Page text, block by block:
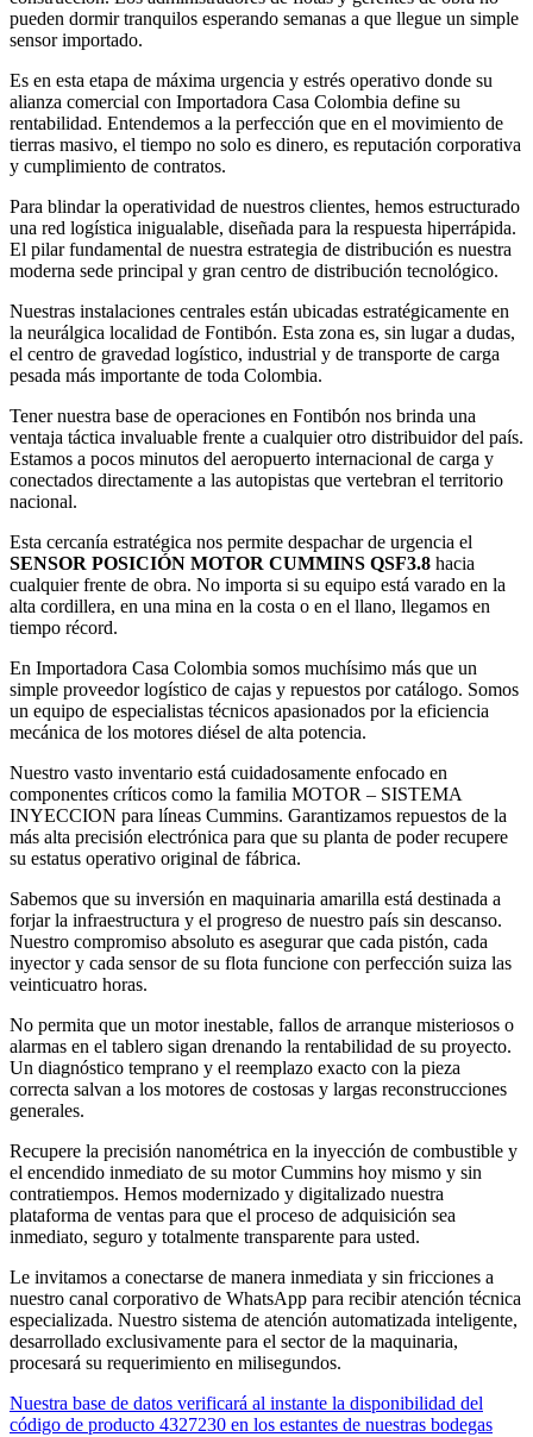
pueden dormir tranquilos esperando semanas a que llegue un simple
sensor importado.
Es en esta etapa de máxima urgencia y estrés operativo donde su
alianza comercial con Importadora Casa Colombia define su
rentabilidad. Entendemos a la perfección que en el movimiento de
tierras masivo, el tiempo no solo es dinero, es reputación corporativa
y cumplimiento de contratos.
Para blindar la operatividad de nuestros clientes, hemos estructurado
una red logística inigualable, diseñada para la respuesta hiperrápida.
El pilar fundamental de nuestra estrategia de distribución es nuestra
moderna sede principal y gran centro de distribución tecnológico.
Nuestras instalaciones centrales están ubicadas estratégicamente en
la neurálgica localidad de Fontibón. Esta zona es, sin lugar a dudas,
el centro de gravedad logístico, industrial y de transporte de carga
pesada más importante de toda Colombia.
Tener nuestra base de operaciones en Fontibón nos brinda una
ventaja táctica invaluable frente a cualquier otro distribuidor del país.
Estamos a pocos minutos del aeropuerto internacional de carga y
conectados directamente a las autopistas que vertebran el territorio
nacional.
Esta cercanía estratégica nos permite despachar de urgencia el
SENSOR POSICIÓN MOTOR CUMMINS QSF3.8 hacia
cualquier frente de obra. No importa si su equipo está varado en la
alta cordillera, en una mina en la costa o en el llano, llegamos en
tiempo récord.
En Importadora Casa Colombia somos muchísimo más que un
simple proveedor logístico de cajas y repuestos por catálogo. Somos
un equipo de especialistas técnicos apasionados por la eficiencia
mecánica de los motores diésel de alta potencia.
Nuestro vasto inventario está cuidadosamente enfocado en
componentes críticos como la familia MOTOR – SISTEMA
INYECCION para líneas Cummins. Garantizamos repuestos de la
más alta precisión electrónica para que su planta de poder recupere
su estatus operativo original de fábrica.
Sabemos que su inversión en maquinaria amarilla está destinada a
forjar la infraestructura y el progreso de nuestro país sin descanso.
Nuestro compromiso absoluto es asegurar que cada pistón, cada
inyector y cada sensor de su flota funcione con perfección suiza las
veinticuatro horas.
No permita que un motor inestable, fallos de arranque misteriosos o
alarmas en el tablero sigan drenando la rentabilidad de su proyecto.
Un diagnóstico temprano y el reemplazo exacto con la pieza
correcta salvan a los motores de costosas y largas reconstrucciones
generales.
Recupere la precisión nanométrica en la inyección de combustible y
el encendido inmediato de su motor Cummins hoy mismo y sin
contratiempos. Hemos modernizado y digitalizado nuestra
plataforma de ventas para que el proceso de adquisición sea
inmediato, seguro y totalmente transparente para usted.
Le invitamos a conectarse de manera inmediata y sin fricciones a
nuestro canal corporativo de WhatsApp para recibir atención técnica
especializada. Nuestro sistema de atención automatizada inteligente,
desarrollado exclusivamente para el sector de la maquinaria,
procesará su requerimiento en milisegundos.
Nuestra base de datos verificará al instante la disponibilidad del
código de producto 4327230 en los estantes de nuestras bodegas